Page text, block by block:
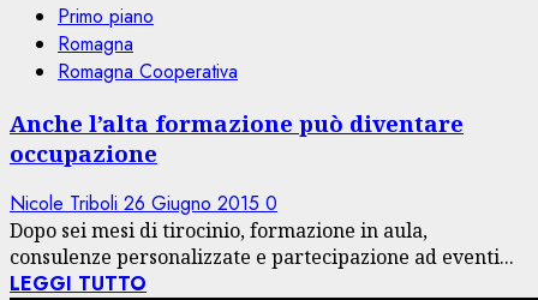
Primo piano
Romagna
Romagna Cooperativa
Anche l’alta formazione può diventare
occupazione
Nicole Triboli 26 Giugno 2015 0
Dopo sei mesi di tirocinio, formazione in aula,
consulenze personalizzate e partecipazione ad eventi...
LEGGI TUTTO